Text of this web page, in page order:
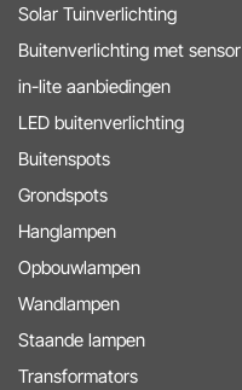
Solar Tuinverlichting
Buitenverlichting met sensor
in-lite aanbiedingen
LED buitenverlichting
Buitenspots
Grondspots
Hanglampen
Opbouwlampen
Wandlampen
Staande lampen
Transformators